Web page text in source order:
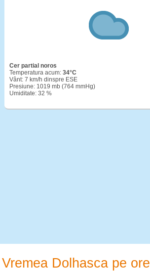
cer partial noros
Temperatura acum: 34°C
Vânt: 7 km/h dinspre ESE
Presiune: 1019 mb (764 mmHg)
Umiditate: 32 %
Vremea Dolhasca pe ore